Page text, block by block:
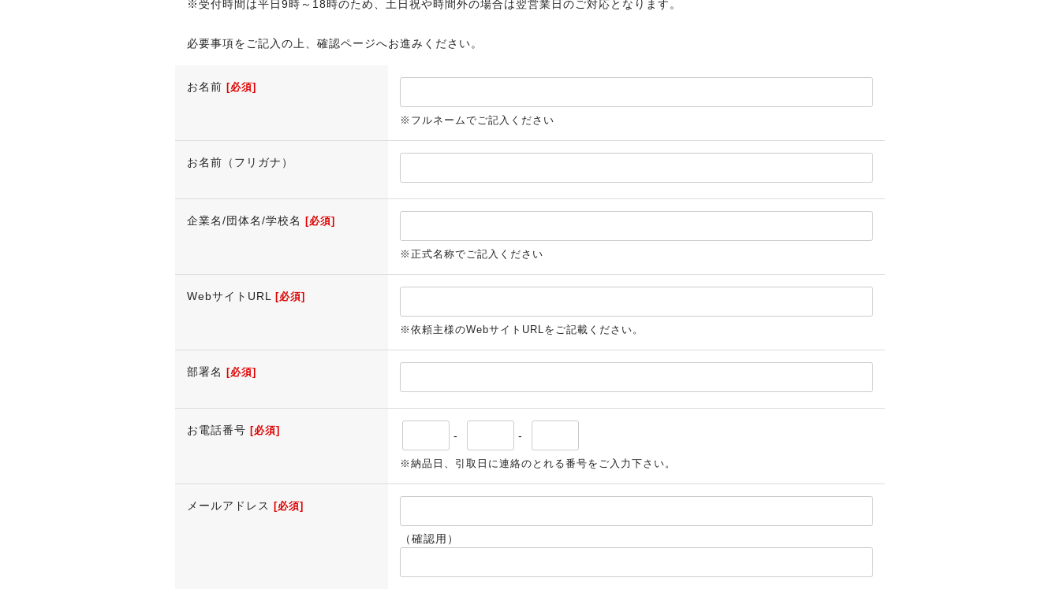
※受付時間は平日9時～18時のため、土日祝や時間外の場合は翌営業日のご対応となります。
必要事項をご記入の上、確認ページへお進みください。
お名前 [必須]
※フルネームでご記入ください
お名前（フリガナ）
企業名/団体名/学校名 [必須]
※正式名称でご記入ください
WebサイトURL [必須]
※依頼主様のWebサイトURLをご記載ください。
部署名 [必須]
お電話番号 [必須] - -
※納品日、引取日に連絡のとれる番号をご入力下さい。
メールアドレス [必須]
（確認用）